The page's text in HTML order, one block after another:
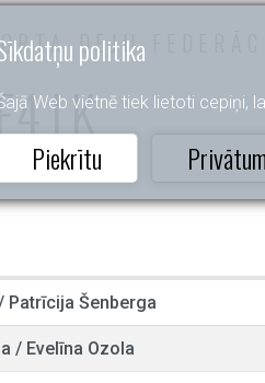
politika
Web vietnē tiek lietoti cepiņi,
Piekrītu
DEJU
LK
Patrīcija Šenberga
/ Evelīna Ozola